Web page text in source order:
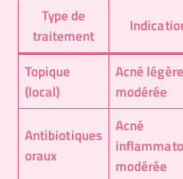
Type de
traitement
Topique
(local)
Acné
modérée
Antibiotiques
oraux
Acné
modérée